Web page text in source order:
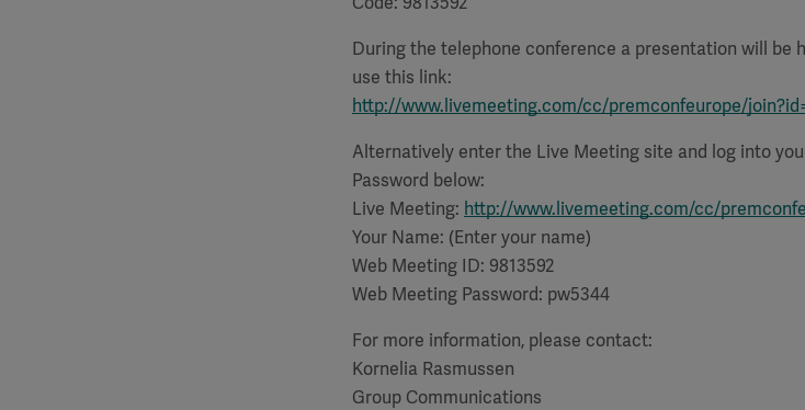
During the telephone conference a presentation will be
use this link:
http://www.livemeeting.com/cc/premconfeurope/
Alternatively enter the Live Meeting site and log into
Password below:
Live Meeting: http://www.livemeeting.com/cc/
Your Name: (Enter your name)
Web Meeting ID: 9813592
Web Meeting Password: pw5344
For more information, please contact:
Kornelia Rasmussen
Group Communications